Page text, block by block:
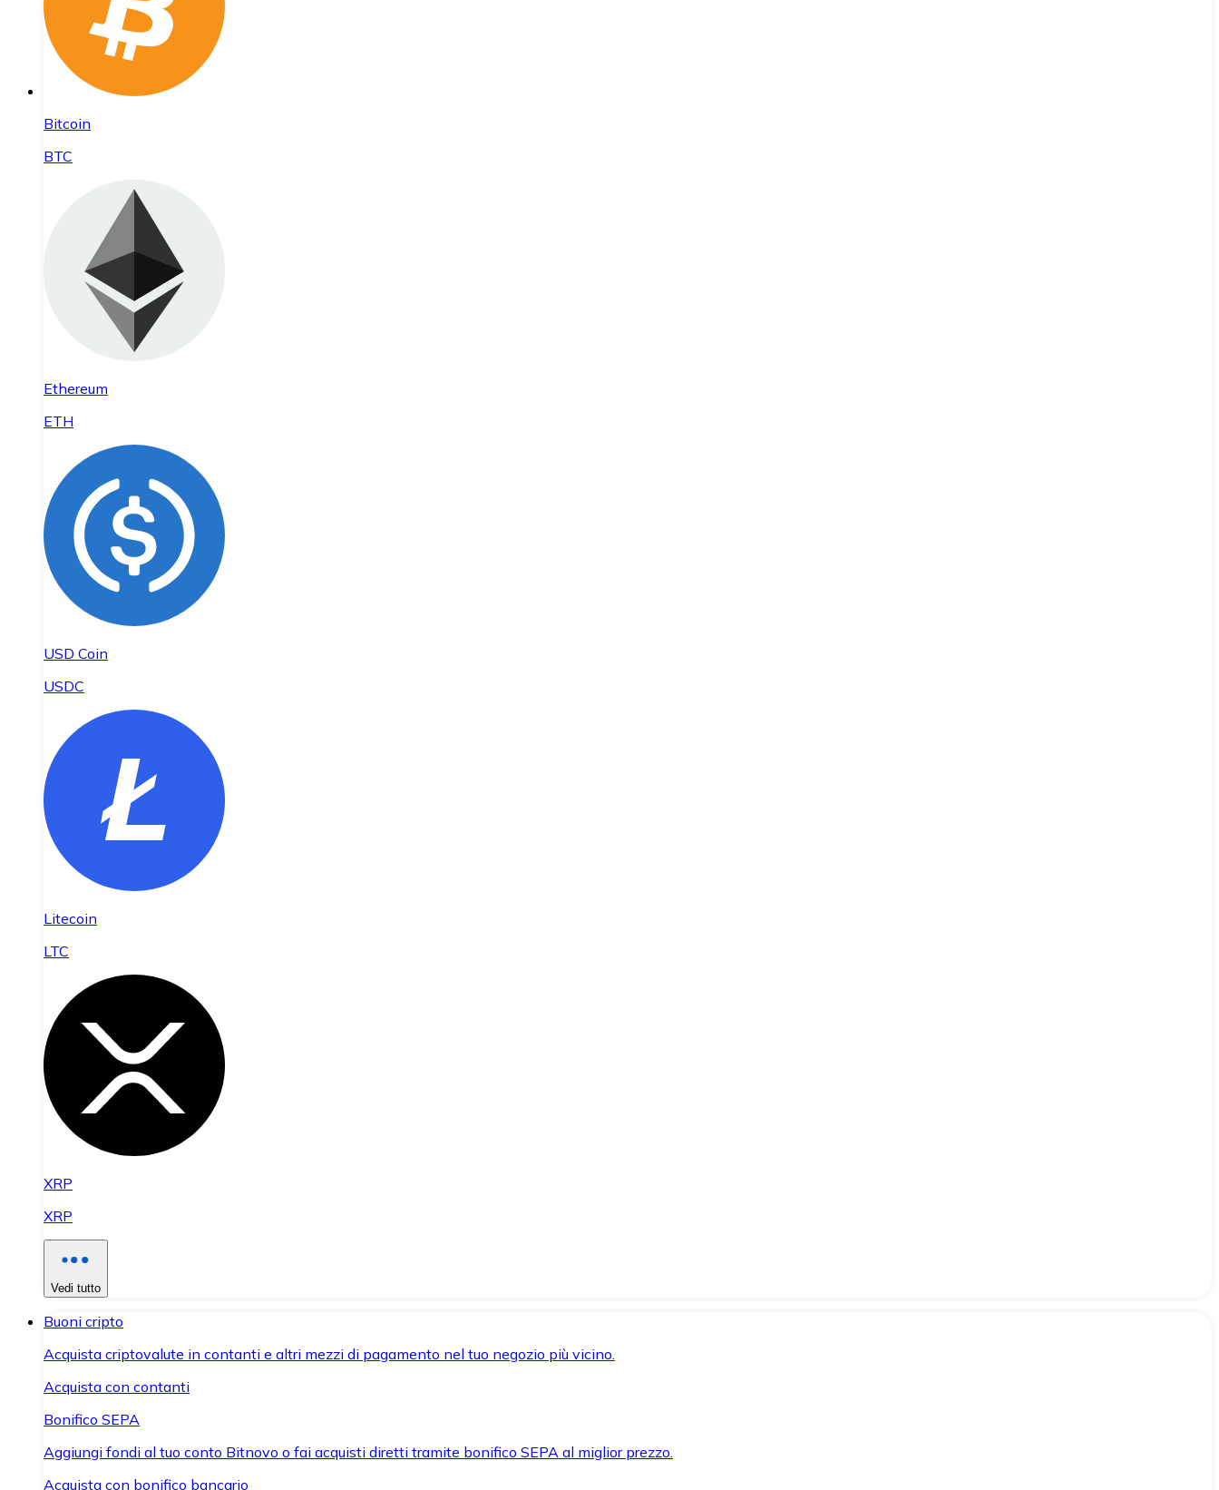
Bitcoin
BTC
Ethereum
ETH
USD Coin
USDC
Litecoin
LTC
XRP
XRP
Vedi tutto
Buoni cripto
Acquista criptovalute in contanti e altri mezzi di pagamento nel tuo negozio più vicino.
Acquista con contanti
Bonifico SEPA
Aggiungi fondi al tuo conto Bitnovo o fai acquisti diretti tramite bonifico SEPA al miglior prezzo.
Acquista con bonifico bancario